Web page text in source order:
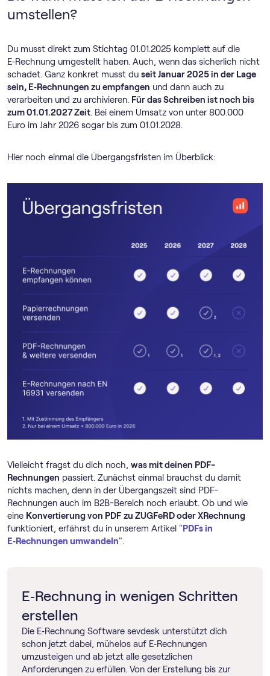
umstellen?
Du musst direkt zum Stichtag 01.01.2025 komplett auf die
E‑Rechnung umgestellt haben. Auch, wenn das sicherlich nicht
schadet. Ganz konkret musst du seit Januar 2025 in der Lage
sein, E‑Rechnungen zu empfangen und dann auch zu
verarbeiten und zu archivieren. Für das Schreiben ist noch bis
zum 01.01.2027 Zeit. Bei einem Umsatz von unter 800.000
Euro im Jahr 2026 sogar bis zum 01.01.2028.
Hier noch einmal die Übergangsfristen im Überblick:
Vielleicht fragst du dich noch, was mit deinen PDF-
Rechnungen passiert. Zunächst einmal brauchst du damit
nichts machen, denn in der Übergangszeit sind PDF-
Rechnungen auch im B2B-Bereich noch erlaubt. Ob und wie
eine Konvertierung von PDF zu ZUGFeRD oder XRechnung
funktioniert, erfährst du in unserem Artikel "PDFs in
E‑Rechnungen umwandeln".
E‑Rechnung in wenigen Schritten
erstellen
Die E‑Rechnung Software sevdesk unterstützt dich
schon jetzt dabei, mühelos auf E‑Rechnungen
umzusteigen und ab jetzt alle gesetzlichen
Anforderungen zu erfüllen. Von der Erstellung bis zur